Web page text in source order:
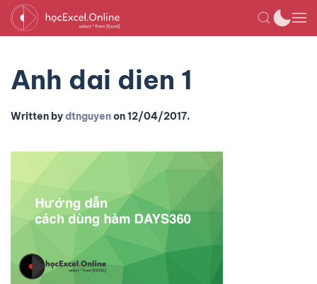
Anh dai dien 1
Written bydtnguyenon12/04/2017.